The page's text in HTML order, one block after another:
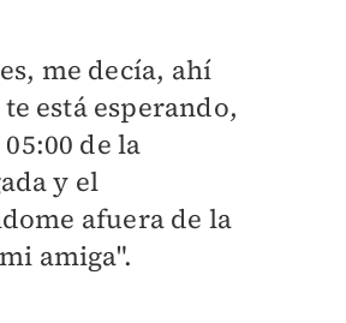
me decía, ahí
está esperando,
de la
y el
afuera de la
amiga".